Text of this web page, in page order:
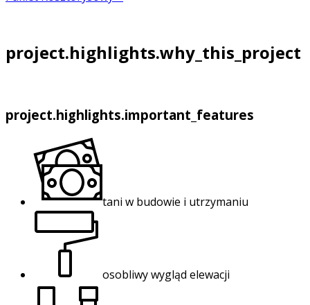
project.highlights.why_this_project
project.highlights.important_features
tani w budowie i utrzymaniu
osobliwy wygląd elewacji